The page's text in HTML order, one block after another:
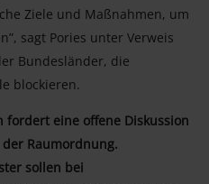
Ziele und Maßnahmen, um
sagt Pories unter Verweis
Bundesländer, die
blockieren.
fordert eine offene Diskussion
Raumordnung.
sollen bei